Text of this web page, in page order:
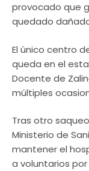
provocado que
quedado
El único centro
queda en el
Docente de
múltiples
Tras otro
Ministerio de
mantener el
a voluntarios